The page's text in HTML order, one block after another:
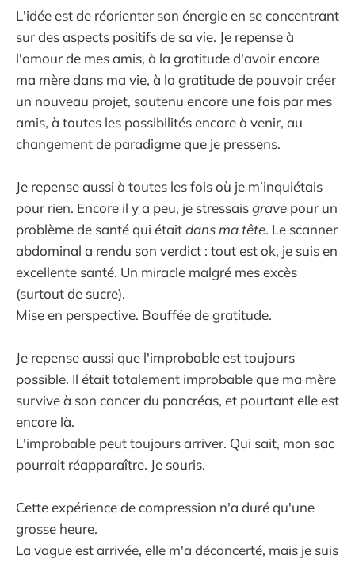
L'idée est de réorienter son énergie en se concentrant
sur des aspects positifs de sa vie. Je repense à
l'amour de mes amis, à la gratitude d'avoir encore
ma mère dans ma vie, à la gratitude de pouvoir créer
un nouveau projet, soutenu encore une fois par mes
amis, à toutes les possibilités encore à venir, au
changement de paradigme que je pressens.
Je repense aussi à toutes les fois où je m’inquiétais
pour rien. Encore il y a peu, je stressaisgrave pour un
problème de santé qui étaitdans ma tête. Le scanner
abdominal a rendu son verdict : tout est ok, je suis en
excellente santé. Un miracle malgré mes excès
(surtout de sucre).
Mise en perspective. Bouffée de gratitude.
Je repense aussi que l'improbable est toujours
possible. Il était totalement improbable que ma mère
survive à son cancer du pancréas, et pourtant elle est
encore là.
L'improbable peut toujours arriver. Qui sait, mon sac
pourrait réapparaître. Je souris.
Cette expérience de compression n'a duré qu'une
grosse heure.
La vague est arrivée, elle m'a déconcerté, mais je suis